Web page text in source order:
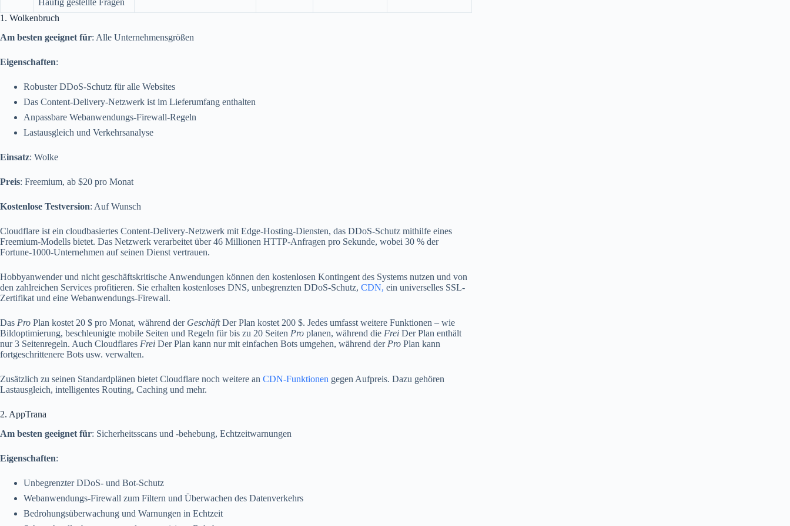
Häufig gestellte Fragen
1. Wolkenbruch
Am besten geeignet für: Alle Unternehmensgrößen
Eigenschaften:
Robuster DDoS-Schutz für alle Websites
Das Content-Delivery-Netzwerk ist im Lieferumfang enthalten
Anpassbare Webanwendungs-Firewall-Regeln
Lastausgleich und Verkehrsanalyse
Einsatz: Wolke
Preis: Freemium, ab $20 pro Monat
Kostenlose Testversion: Auf Wunsch
Cloudflare ist ein cloudbasiertes Content-Delivery-Netzwerk mit Edge-Hosting-Diensten, das DDoS-Schutz mithilfe eines
Freemium-Modells bietet. Das Netzwerk verarbeitet über 46 Millionen HTTP-Anfragen pro Sekunde, wobei 30 % der
Fortune-1000-Unternehmen auf seinen Dienst vertrauen.
Hobbyanwender und nicht geschäftskritische Anwendungen können den kostenlosen Kontingent des Systems nutzen und von
den zahlreichen Services profitieren. Sie erhalten kostenloses DNS, unbegrenzten DDoS-Schutz, CDN, ein universelles SSL-
Zertifikat und eine Webanwendungs-Firewall.
Das Pro Plan kostet 20 $ pro Monat, während der GeschäftDer Plan kostet 200 $. Jedes umfasst weitere Funktionen – wie
Bildoptimierung, beschleunigte mobile Seiten und Regeln für bis zu 20 Seiten Pro planen, während die Frei Der Plan enthält
nur 3 Seitenregeln. Auch Cloudflares Frei Der Plan kann nur mit einfachen Bots umgehen, während der Pro Plan kann
fortgeschrittenere Bots usw. verwalten.
Zusätzlich zu seinen Standardplänen bietet Cloudflare noch weitere an CDN-Funktionen gegen Aufpreis. Dazu gehören
Lastausgleich, intelligentes Routing, Caching und mehr.
2. AppTrana
Am besten geeignet für: Sicherheitsscans und -behebung, Echtzeitwarnungen
Eigenschaften:
Unbegrenzter DDoS- und Bot-Schutz
Webanwendungs-Firewall zum Filtern und Überwachen des Datenverkehrs
Bedrohungsüberwachung und Warnungen in Echtzeit